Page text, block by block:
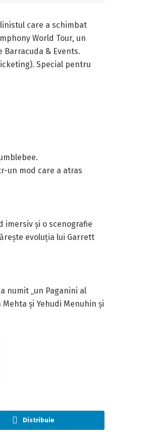
care a schimbat
World Tour, un
& Events.
Special pentru
un mod care a atras
și o scenografie
evoluția lui Garrett
numit „un Paganini al
și Yehudi Menuhin și
Distribuie